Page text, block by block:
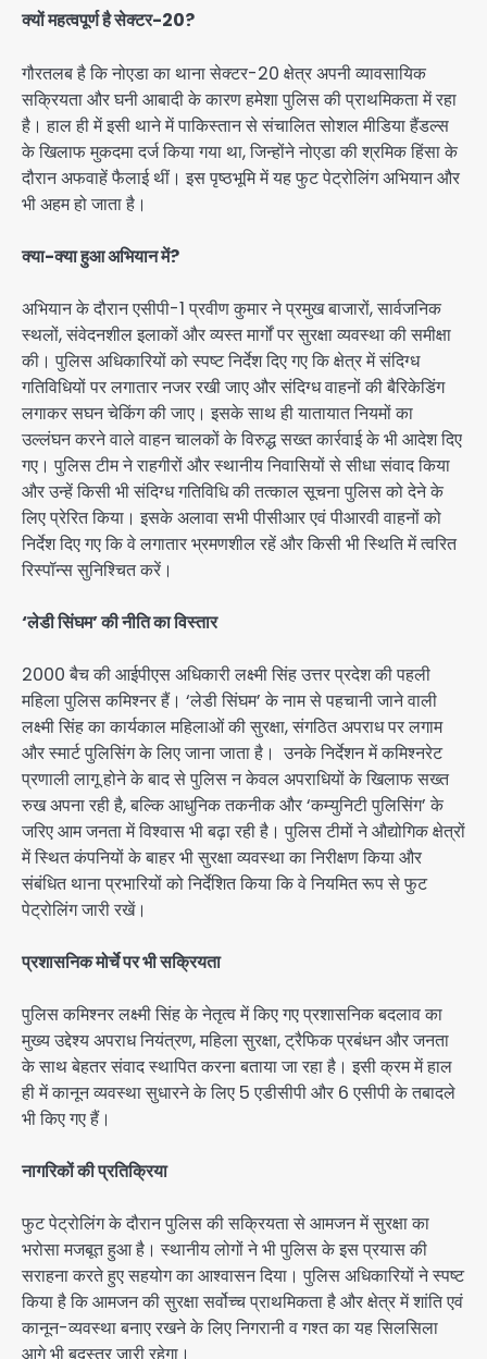
क्यों महत्वपूर्ण है सेक्टर-20?
गौरतलब है कि नोएडा का थाना सेक्टर-20 क्षेत्र अपनी व्यावसायिक
सक्रियता और घनी आबादी के कारण हमेशा पुलिस की प्राथमिकता में रहा
है। हाल ही में इसी थाने में पाकिस्तान से संचालित सोशल मीडिया हैंडल्स
के खिलाफ मुकदमा दर्ज किया गया था, जिन्होंने नोएडा की श्रमिक हिंसा के
दौरान अफवाहें फैलाई थीं। इस पृष्ठभूमि में यह फुट पेट्रोलिंग अभियान और
भी अहम हो जाता है।
क्या-क्या हुआ अभियान में?
अभियान के दौरान एसीपी-1 प्रवीण कुमार ने प्रमुख बाजारों, सार्वजनिक
स्थलों, संवेदनशील इलाकों और व्यस्त मार्गों पर सुरक्षा व्यवस्था की समीक्षा
की। पुलिस अधिकारियों को स्पष्ट निर्देश दिए गए कि क्षेत्र में संदिग्ध
गतिविधियों पर लगातार नजर रखी जाए और संदिग्ध वाहनों की बैरिकेडिंग
लगाकर सघन चेकिंग की जाए। इसके साथ ही यातायात नियमों का
उल्लंघन करने वाले वाहन चालकों के विरुद्ध सख्त कार्रवाई के भी आदेश दिए
गए। पुलिस टीम ने राहगीरों और स्थानीय निवासियों से सीधा संवाद किया
और उन्हें किसी भी संदिग्ध गतिविधि की तत्काल सूचना पुलिस को देने के
लिए प्रेरित किया। इसके अलावा सभी पीसीआर एवं पीआरवी वाहनों को
निर्देश दिए गए कि वे लगातार भ्रमणशील रहें और किसी भी स्थिति में त्वरित
रिस्पॉन्स सुनिश्चित करें।
‘लेडी सिंघम’ की नीति का विस्तार
2000 बैच की आईपीएस अधिकारी लक्ष्मी सिंह उत्तर प्रदेश की पहली
महिला पुलिस कमिश्नर हैं। ‘लेडी सिंघम’ के नाम से पहचानी जाने वाली
लक्ष्मी सिंह का कार्यकाल महिलाओं की सुरक्षा, संगठित अपराध पर लगाम
और स्मार्ट पुलिसिंग के लिए जाना जाता है। उनके निर्देशन में कमिश्नरेट
प्रणाली लागू होने के बाद से पुलिस न केवल अपराधियों के खिलाफ सख्त
रुख अपना रही है, बल्कि आधुनिक तकनीक और ‘कम्युनिटी पुलिसिंग’ के
जरिए आम जनता में विश्वास भी बढ़ा रही है। पुलिस टीमों ने औद्योगिक क्षेत्रों
में स्थित कंपनियों के बाहर भी सुरक्षा व्यवस्था का निरीक्षण किया और
संबंधित थाना प्रभारियों को निर्देशित किया कि वे नियमित रूप से फुट
पेट्रोलिंग जारी रखें।
प्रशासनिक मोर्चे पर भी सक्रियता
पुलिस कमिश्नर लक्ष्मी सिंह के नेतृत्व में किए गए प्रशासनिक बदलाव का
मुख्य उद्देश्य अपराध नियंत्रण, महिला सुरक्षा, ट्रैफिक प्रबंधन और जनता
के साथ बेहतर संवाद स्थापित करना बताया जा रहा है। इसी क्रम में हाल
ही में कानून व्यवस्था सुधारने के लिए 5 एडीसीपी और 6 एसीपी के तबादले
भी किए गए हैं।
नागरिकों की प्रतिक्रिया
फुट पेट्रोलिंग के दौरान पुलिस की सक्रियता से आमजन में सुरक्षा का
भरोसा मजबूत हुआ है। स्थानीय लोगों ने भी पुलिस के इस प्रयास की
सराहना करते हुए सहयोग का आश्वासन दिया। पुलिस अधिकारियों ने स्पष्ट
किया है कि आमजन की सुरक्षा सर्वोच्च प्राथमिकता है और क्षेत्र में शांति एवं
कानून-व्यवस्था बनाए रखने के लिए निगरानी व गश्त का यह सिलसिला